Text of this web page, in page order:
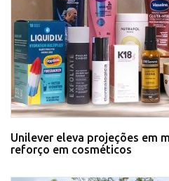
Unilever eleva projeções em
reforço em cosméticos